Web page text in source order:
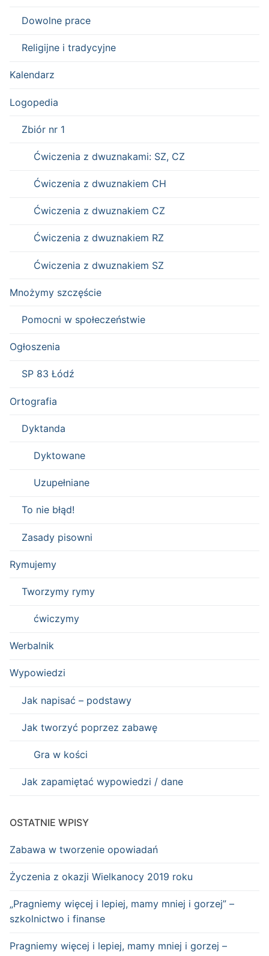
Dowolne prace
Religijne i tradycyjne
Kalendarz
Logopedia
Zbiór nr 1
Ćwiczenia z dwuznakami: SZ, CZ
Ćwiczenia z dwuznakiem CH
Ćwiczenia z dwuznakiem CZ
Ćwiczenia z dwuznakiem RZ
Ćwiczenia z dwuznakiem SZ
Mnożymy szczęście
Pomocni w społeczeństwie
Ogłoszenia
SP 83 Łódź
Ortografia
Dyktanda
Dyktowane
Uzupełniane
To nie błąd!
Zasady pisowni
Rymujemy
Tworzymy rymy
ćwiczymy
Werbalnik
Wypowiedzi
Jak napisać – podstawy
Jak tworzyć poprzez zabawę
Gra w kości
Jak zapamiętać wypowiedzi / dane
OSTATNIE WPISY
Zabawa w tworzenie opowiadań
Życzenia z okazji Wielkanocy 2019 roku
„Pragniemy więcej i lepiej, mamy mniej i gorzej” –
szkolnictwo i finanse
Pragniemy więcej i lepiej, mamy mniej i gorzej –